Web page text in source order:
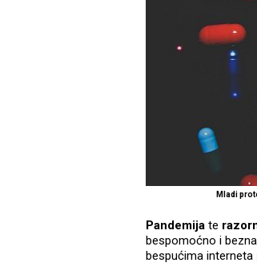
Mladi
Pandemija te
bespomoćno i
bespućima interneta